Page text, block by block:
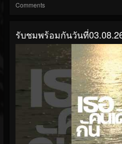
Comments
รับชมพร้อมกันวันที่